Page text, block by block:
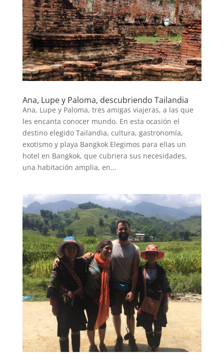
Ana, Lupe y Paloma, descubriendo Tailandia
Ana, Lupe y Paloma, tres amigas viajeras, a las que
les encanta conocer mundo. En esta ocasión el
destino elegido Tailandia, cultura, gastronomía,
exotismo y playa Bangkok Elegimos para ellas un
hotel en Bangkok, que cubriera sus necesidades,
una habitación amplia, en...